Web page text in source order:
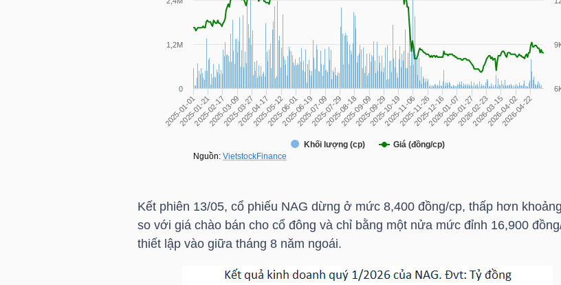
Kết phiên 13/05, cổ phiếu NAG dừng ở mức 8,400 đồng/cp, thấp hơn
so với giá chào bán cho cổ đông và chỉ bằng một nửa mức đỉnh 16,900
thiết lập vào giữa tháng 8 năm ngoái.